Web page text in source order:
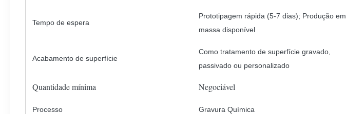
Tempo de espera
Prototipagem rápida (5-7 dias); Produção em
massa disponível
Acabamento de superfície
Como tratamento de superfície gravado,
passivado ou personalizado
Quantidade mínima Negociável
Processo Gravura Química